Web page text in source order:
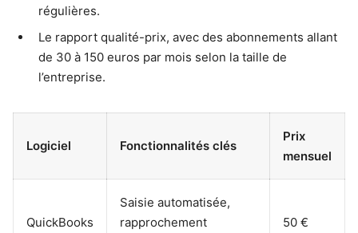
régulières.
Le rapport qualité-prix, avec des abonnements allant
de 30 à 150 euros par mois selon la taille de
l’entreprise.
Logiciel Fonctionnalités clés
Prix
mensuel
QuickBooks
Saisie automatisée,
rapprochement
50 €